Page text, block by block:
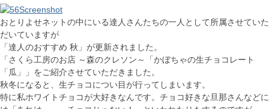
おとりよせネットの中にいる達人さんたちの一人として所属させていた
だいていますが
「達人のおすすめ 秋」が更新されました。
「さくら工房のお店 ～森のクレソン～「かぼちゃの生チョコレート
「瓜」」をご紹介させていただきました。
秋冬になると、生チョコについ目が行ってしまいます。
特に私ホワイトチョコが大好きなんです。チョコ好きな旦那さんなどに